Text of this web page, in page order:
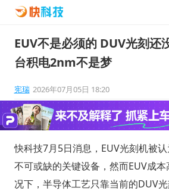
EUV不是必须的 DUV光刻还
台积电2nm不是梦
宪瑞 2026年07月05日 18:20
快科技7月5日消息，EUV光刻机被
不可或缺的关键设备，然而EUV成
况下，半导体工艺只靠当前的DUV